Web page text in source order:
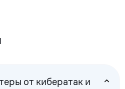
от кибератак и